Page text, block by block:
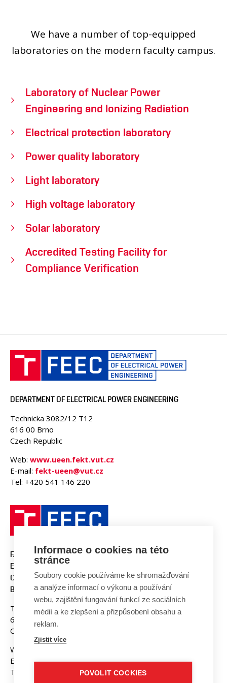
MEDIA
CONFERENCES AND COMPETITIONS
We have a number of top-equipped
laboratories on the modern faculty campus.
Laboratory of Nuclear Power
Engineering and Ionizing Radiation
Electrical protection laboratory
Power quality laboratory
Light laboratory
High voltage laboratory
Solar laboratory
Accredited Testing Facility for
Compliance Verification
DEPARTMENT OF ELECTRICAL POWER ENGINEERING
Technicka 3082/12 T12
616 00 Brno
Czech Republic
Web: www.ueen.fekt.vut.cz
E-mail: fekt-ueen@vut.cz
Tel: +420 541 146 220
FACULTY OF ELECTRICAL
ENGINEERING AND
COMMUNICATION
BUT BRNO
Technicka 3058/10
616 00 Brno
Czech Republic
Web:
E-mail:fekt-info@vut.cz
Tel: +420 541 141 111
Informace o cookies na této
stránce
Soubory cookie používáme ke shromažďování
a analýze informací o výkonu a používání
webu, zajištění fungování funkcí ze sociálních
médií a ke zlepšení a přizpůsobení obsahu a
reklam.
Zjistit více
POVOLIT COOKIES